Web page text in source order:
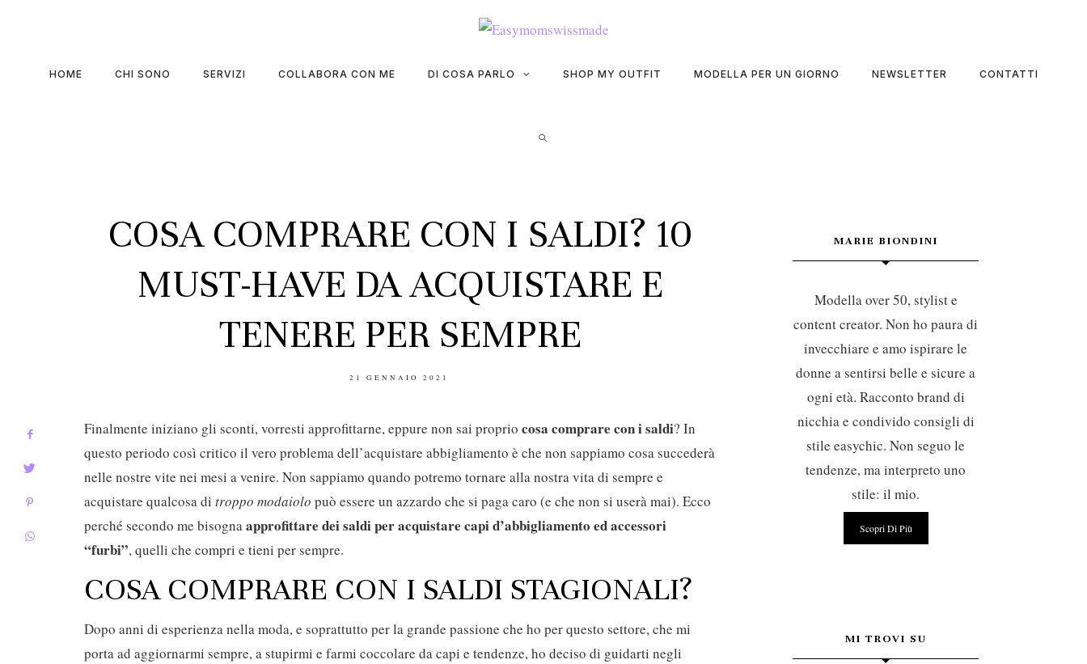
HOME CHI SONO SERVIZI COLLABORA CON ME DI COSA PARLO SHOP MY OUTFIT MODELLA PER UN GIORNO NEWSLETTER CONTATTI
COSA COMPRARE CON I SALDI? 10
MUST-HAVE DA ACQUISTARE E
TENERE PER SEMPRE
POSTED
21 GENNAIO 2021
Finalmente iniziano gli sconti, vorresti approfittarne, eppure non sai proprio cosa comprare con i saldi? In
questo periodo così critico il vero problema dell’acquistare abbigliamento è che non sappiamo cosa succederà
nelle nostre vite nei mesi a venire. Non sappiamo quando potremo tornare alla nostra vita di sempre e
acquistare qualcosa di troppo modaiolo può essere un azzardo che si paga caro (e che non si userà mai). Ecco
perché secondo me bisognaapprofittare dei saldi per acquistare capi d’abbigliamento ed accessori
“furbi”, quelli che compri e tieni per sempre.
COSA COMPRARE CON I SALDI STAGIONALI?
Dopo anni di esperienza nella moda, e soprattutto per la grande passione che ho per questo settore, che mi
porta ad aggiornarmi sempre, a stupirmi e farmi coccolare da capi e tendenze, ho deciso di guidarti negli
MARIE BIONDINI
Modella over 50, stylist e
content creator. Non ho paura di
invecchiare e amo ispirare le
donne a sentirsi belle e sicure a
ogni età. Racconto brand di
nicchia e condivido consigli di
stile easychic. Non seguo le
tendenze, ma interpreto uno
stile: il mio.
Scopri Di Più
MI TROVI SU